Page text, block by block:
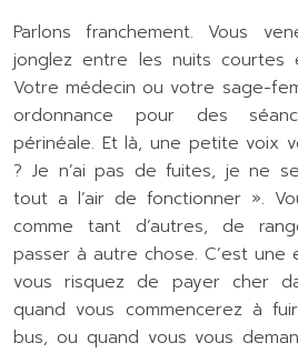
Parlons franchement. Vous
jonglez entre les nuits courtes
Votre médecin ou votre sage-
ordonnance pour des
périnéale. Et là, une petite voix
? Je n’ai pas de fuites, je ne
tout a l’air de fonctionner ».
comme tant d’autres, de
passer à autre chose. C’est une
vous risquez de payer cher
quand vous commencerez à
bus, ou quand vous vous